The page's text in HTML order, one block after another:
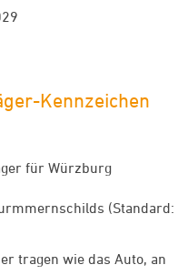
Kennzeichen
für Würzburg
(Standard:
tragen wie das Auto, an